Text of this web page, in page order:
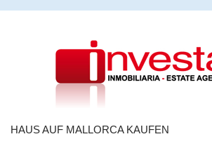
HAUS AUF MALLORCA KAUFEN